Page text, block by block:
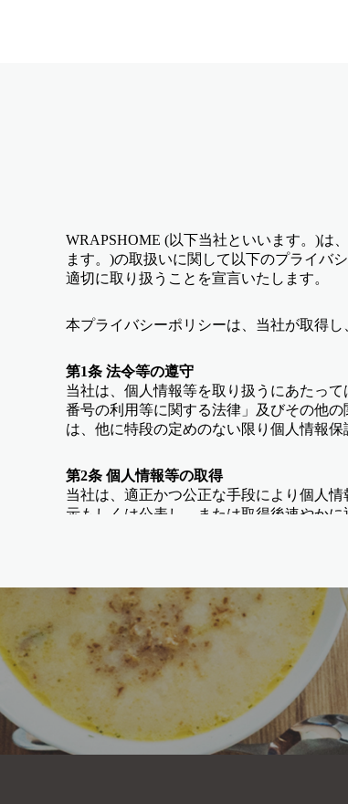
WRAPSHOME (以下当社といいます。)は
ます。)の取扱いに関して以下のプライバ
適切に取り扱うことを宣言いたします。
本プライバシーポリシーは、当社が取得
第1条 法令等の遵守
当社は、個人情報等を取り扱うにあたっ
番号の利用等に関する法律」及びその他
は、他に特段の定めのない限り個人情報
第2条 個人情報等の取得
当社は、適正かつ公正な手段により個人
示もしくは公表し、または取得後速やか
第3条 個人情報等の利用
当社は、法令により例外として扱うこと
第4条 個人情報等の提供
当社は、法令により例外として扱うこと
供することはせず、法令で認められた事
当社が行う個人情報の共同利用の目的に